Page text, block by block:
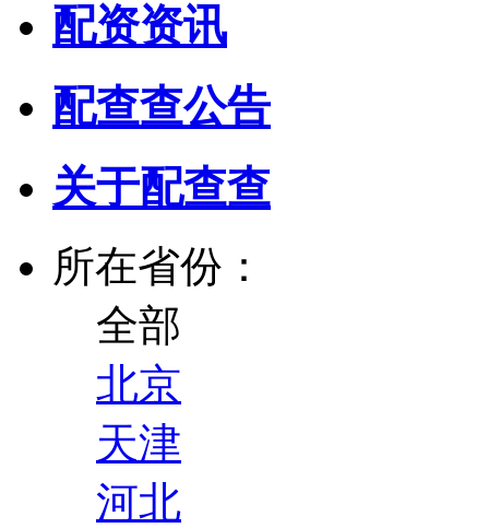
配资资讯
配查查公告
关于配查查
所在省份：
全部
北京
天津
河北